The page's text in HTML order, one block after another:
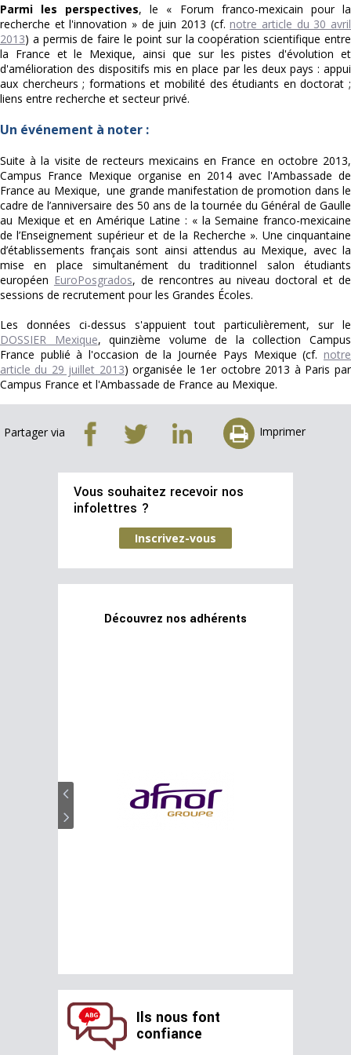
Parmi les perspectives, le « Forum franco-mexicain pour la
recherche et l'innovation » de juin 2013 (cf. notre article du 30 avril
2013) a permis de faire le point sur la coopération scientifique entre
la France et le Mexique, ainsi que sur les pistes d'évolution et
d'amélioration des dispositifs mis en place par les deux pays : appui
aux chercheurs ; formations et mobilité des étudiants en doctorat ;
liens entre recherche et secteur privé.
Un événement à noter :
Suite à la visite de recteurs mexicains en France en octobre 2013,
Campus France Mexique organise en 2014 avec l'Ambassade de
France au Mexique, une grande manifestation de promotion dans le
cadre de l’anniversaire des 50 ans de la tournée du Général de Gaulle
au Mexique et en Amérique Latine : « la Semaine franco-mexicaine
de l’Enseignement supérieur et de la Recherche ». Une cinquantaine
d’établissements français sont ainsi attendus au Mexique, avec la
mise en place simultanément du traditionnel salon étudiants
européen EuroPosgrados, de rencontres au niveau doctoral et de
sessions de recrutement pour les Grandes Écoles.
Les données ci-dessus s'appuient tout particulièrement, sur le
DOSSIER Mexique, quinzième volume de la collection Campus
France publié à l'occasion de la Journée Pays Mexique (cf. notre
article du 29 juillet 2013) organisée le 1er octobre 2013 à Paris par
Campus France et l'Ambassade de France au Mexique.
Partager via Imprimer
Vous souhaitez recevoir nos
infolettres ?
Inscrivez-vous
Découvrez nos adhérents
Ils nous font
confiance